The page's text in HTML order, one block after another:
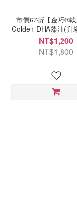
市價67折【金巧®軟
Golden-DHA藻油(升
原廠Omega-3素魚油
色列磷脂絲胺酸
NT$1,200
NT$1,800